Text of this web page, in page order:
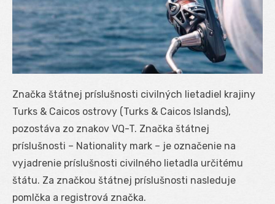
Značka štátnej príslušnosti civilných lietadiel krajiny
Turks & Caicos ostrovy (Turks & Caicos Islands),
pozostáva zo znakov VQ-T. Značka štátnej
príslušnosti – Nationality mark – je označenie na
vyjadrenie príslušnosti civilného lietadla určitému
štátu. Za značkou štátnej príslušnosti nasleduje
pomlčka a registrová značka.